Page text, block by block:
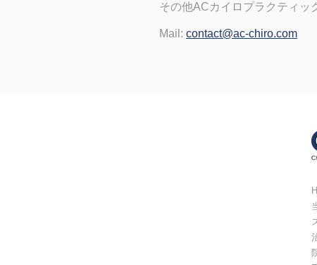
その他ACカイロプラクティッ
Mail: contact@ac-chiro.com